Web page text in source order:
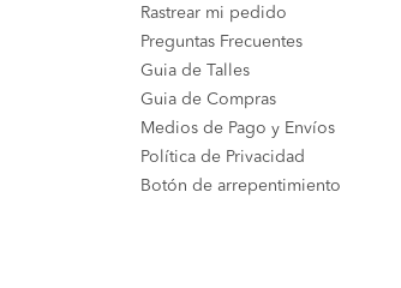
Rastrear mi pedido
Preguntas Frecuentes
Guia de Talles
Guia de Compras
Medios de Pago y Envíos
Política de Privacidad
Botón de arrepentimiento